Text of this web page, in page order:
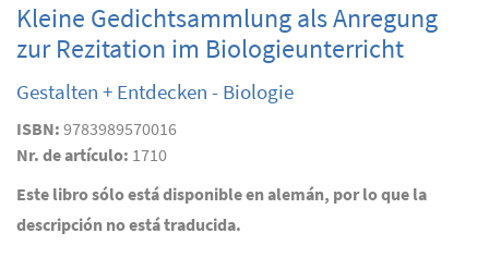
Kleine Gedichtsammlung als Anregung
zur Rezitation im Biologieunterricht
Gestalten + Entdecken - Biologie
ISBN: 9783989570016
Nr. de artículo: 1710
Este libro sólo está disponible en alemán, por lo que la
descripción no está traducida.